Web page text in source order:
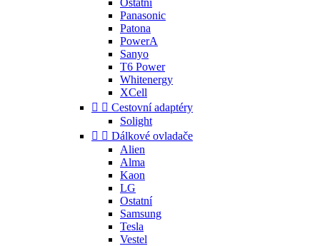
Panasonic
Patona
PowerA
Sanyo
T6 Power
Whitenergy
XCell
  Cestovní adaptéry
Solight
  Dálkové ovladače
Alien
Alma
Kaon
LG
Ostatní
Samsung
Tesla
Vestel